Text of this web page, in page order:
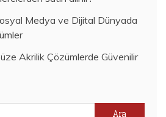
Medya ve Dijital Dünyada
Akrilik Çözümlerde Güvenilir